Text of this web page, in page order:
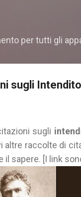
per tutti gli
sugli
sugli
altre raccolte di
sapere. [I link